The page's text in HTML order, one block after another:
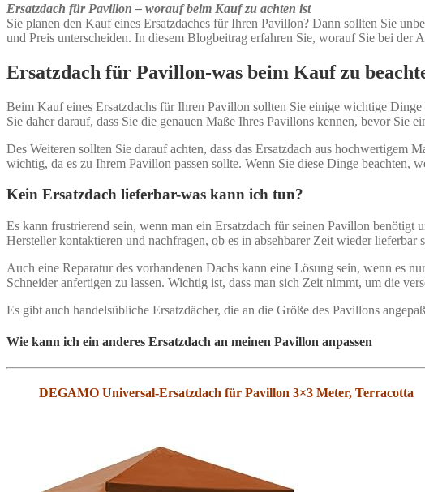
Ersatzdach für Pavillon – worauf beim Kauf zu achten ist
Sie planen den Kauf eines Ersatzdaches für Ihren Pavillon? Dann sollten Sie
und Preis unterscheiden. In diesem Blogbeitrag erfahren Sie, worauf Sie bei der
Ersatzdach für Pavillon-was beim Kauf zu
Beim Kauf eines Ersatzdachs für Ihren Pavillon sollten Sie einige wichtige
Sie daher darauf, dass Sie die genauen Maße Ihres Pavillons kennen, bevor Sie
Des Weiteren sollten Sie darauf achten, dass das Ersatzdach aus hochwertigem
wichtig, da es zu Ihrem Pavillon passen sollte. Wenn Sie diese Dinge
Kein Ersatzdach lieferbar-was kann ich tun?
Es kann frustrierend sein, wenn man ein Ersatzdach für seinen Pavillon
Hersteller kontaktieren und nachfragen, ob es in absehbarer Zeit wieder
Auch eine Reparatur des vorhandenen Dachs kann eine Lösung sein, wenn es
Schneider anfertigen zu lassen. Wichtig ist, dass man sich Zeit nimmt, um die
Es gibt auch handelsübliche Ersatzdächer, die an die Größe des Pavillons
Wie kann ich ein anderes Ersatzdach an meinen Pavillon anpassen
DEGAMO Universal-Ersatzdach für Pavillon 3×3 Meter, Terracotta